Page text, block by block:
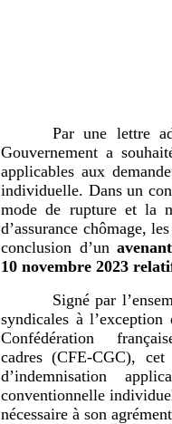
Par une lettre
Gouvernement a
applicables aux
individuelle. Dans un
mode de rupture et la
d’assurance chômage,
conclusion d’un
10 novembre 2023
Signé par
syndicales à
Confédération
cadres (CFE-CGC),
d’indemnisation
conventionnelle
nécessaire à son